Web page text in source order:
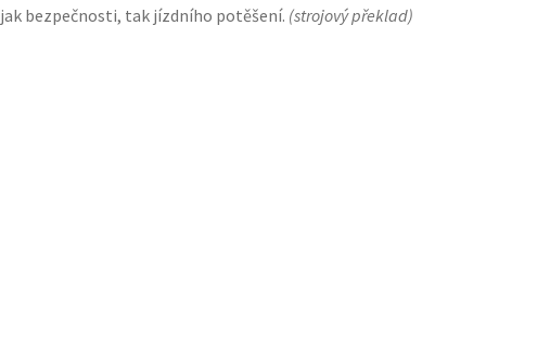
jak bezpečnosti, tak jízdního potěšení. (strojový překlad)